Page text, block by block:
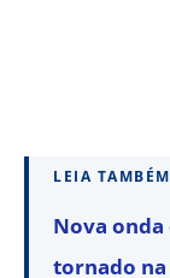
LEIA TAMBÉM
Nova
tornado